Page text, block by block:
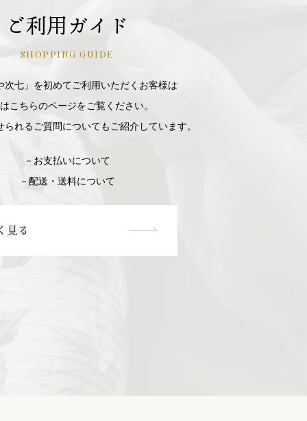
ご利用ガイド
SHOPPING GUIDE
次七」を初めてご利用いただくお客様は
こちらのページをご覧ください。
られるご質問についてもご紹介しています。
－お支払いについて
－配送・送料について
見る